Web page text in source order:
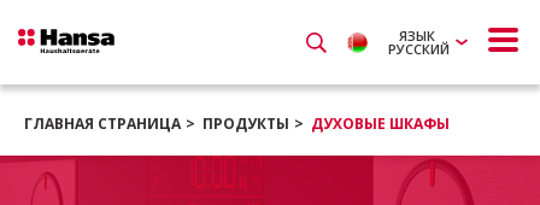
ЯЗЫК
РУССКИЙ
ГЛАВНАЯ СТРАНИЦА ПРОДУКТЫ ДУХОВЫЕ ШКАФЫ